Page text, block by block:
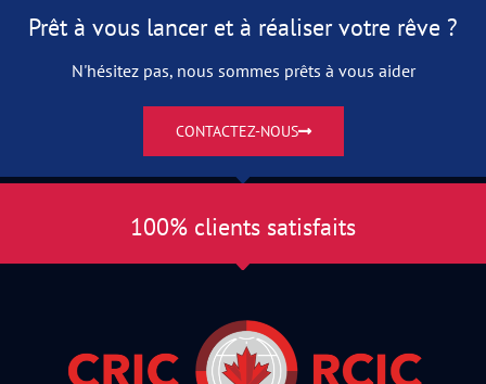
Prêt à vous lancer et à réaliser votre rêve ?
N'hésitez pas, nous sommes prêts à vous aider
CONTACTEZ-NOUS
100% clients satisfaits